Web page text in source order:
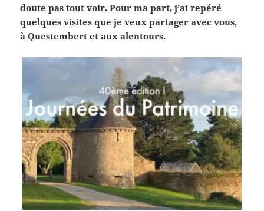
doute pas tout voir. Pour ma part, j’ai repéré
quelques visites que je veux partager avec vous,
à Questembert et aux alentours.